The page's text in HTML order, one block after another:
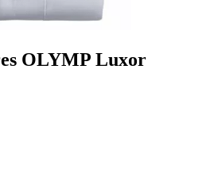
OLYMP Luxor